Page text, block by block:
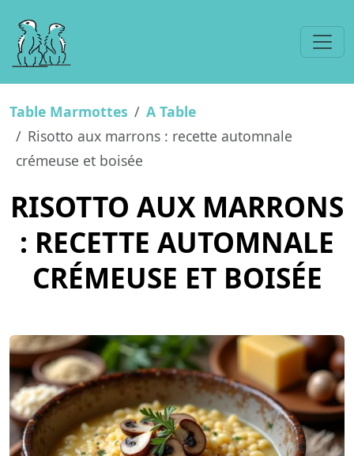
Table Marmottes
A Table
Risotto aux marrons : recette automnale
crémeuse et boisée
RISOTTO AUX MARRONS
: RECETTE AUTOMNALE
CRÉMEUSE ET BOISÉE